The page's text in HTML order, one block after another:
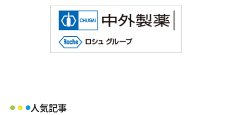
人気記事